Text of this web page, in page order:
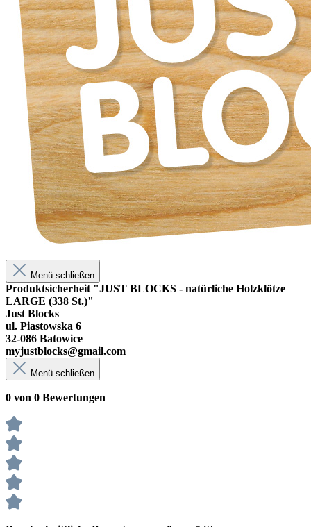
Menü schließen
Produktsicherheit "JUST BLOCKS - natürliche Holzklötze
LARGE (338 St.)"
Just Blocks
ul. Piastowska 6
32-086 Batowice
myjustblocks@gmail.com
Menü schließen
0 von 0 Bewertungen